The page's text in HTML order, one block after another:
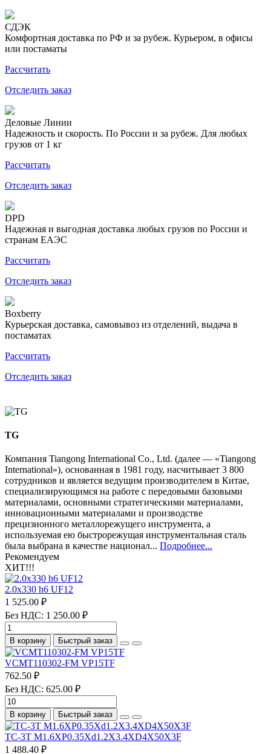
СДЭК
Комфортная доставка по РФ и за рубеж. Курьером, в офисы
или постаматы
Рассчитать
Отследить заказ
Деловые Линии
Надежность и скорость. По России и за рубеж. Для любых
грузов от 1 кг
Рассчитать
Отследить заказ
DPD
Надежная и выгодная доставка любых грузов по России и
странам ЕАЭС
Рассчитать
Отследить заказ
Boxberry
Курьерская доставка, самовывоз из отделений, выдача в
постаматах
Рассчитать
Отследить заказ
TG
Компания Tiangong International Co., Ltd. (далее — «Tiangong
International»), основанная в 1981 году, насчитывает 3 800
сотрудников и является ведущим производителем в Китае,
специализирующимся на работе с передовыми базовыми
материалами, основными стратегическими материалами,
инновационными материалами и производстве
прецизионного металлорежущего инструмента, а
используемая ею быстрорежущая инструментальная сталь
была выбрана в качестве национал... Подробнее...
Рекомендуем
ХИТ!!!
2.0х330 h6 UF12
1 525.00 ₽
Без НДС: 1 250.00 ₽
В корзину Быстрый заказ
VCMT110302-FM VP15TF
762.50 ₽
Без НДС: 625.00 ₽
В корзину Быстрый заказ
TC-3T M1.6XP0.35Xd1.2X3.4XD4X50X3F
1 488.40 ₽